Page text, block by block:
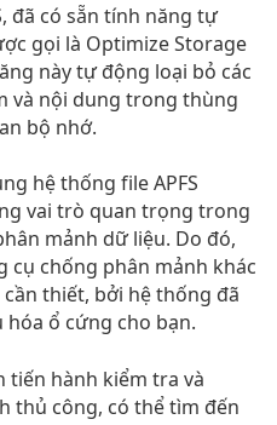
đã có sẵn tính năng tự
gọi là Optimize Storage
này tự động loại bỏ các
và nội dung trong thùng
bộ nhớ.
hệ thống file APFS
vai trò quan trọng trong
mảnh dữ liệu. Do đó,
cụ chống phân mảnh khác
thiết, bởi hệ thống đã
ổ cứng cho bạn.
tiến hành kiểm tra và
thủ công, có thể tìm đến